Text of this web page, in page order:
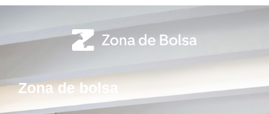
Zona de bolsa